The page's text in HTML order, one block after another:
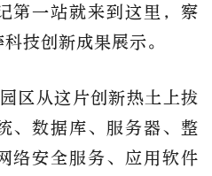
第一站就来到这里，察
技创新成果展示。
区从这片创新热土上拔
、数据库、服务器、整
络安全服务、应用软件